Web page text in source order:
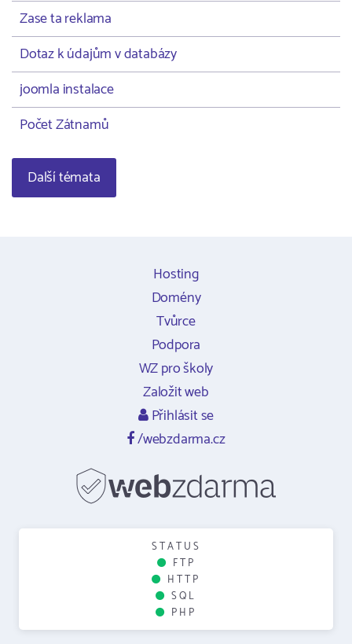
Zase ta reklama
Dotaz k údajům v databázy
joomla instalace
Počet Zátnamů
Další témata
Hosting
Domény
Tvůrce
Podpora
WZ pro školy
Založit web
Přihlásit se
/webzdarma.cz
STATUS
FTP
HTTP
SQL
PHP